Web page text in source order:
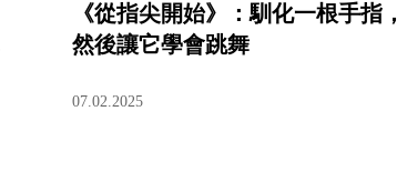
《從指尖開始》：馴化一根手指，
然後讓它學會跳舞
07.02.2025